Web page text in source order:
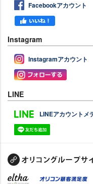
Facebookアカウント
Instagram
Instagramアカウント
LINE
LINEアカウントメ